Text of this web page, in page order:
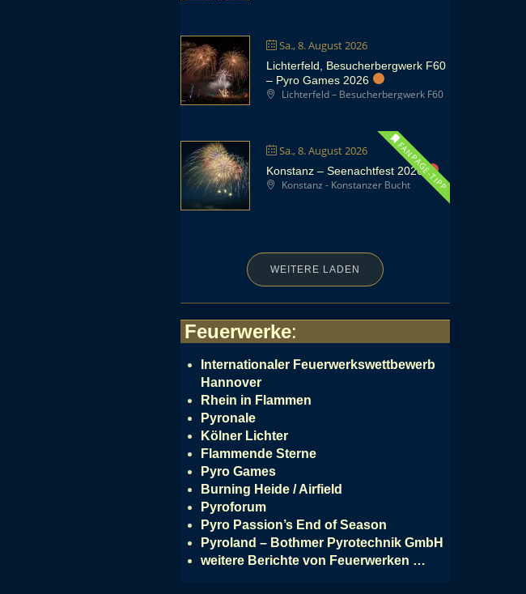
Sa., 8. August 2026
Lichterfeld, Besucherbergwerk F60
– Pyro Games 2026
Lichterfeld – Besucherbergwerk F60
Sa., 8. August 2026 FANPAGE-TIPP
Konstanz – Seenachtfest 2026
Konstanz - Konstanzer Bucht
WEITERE LADEN
Feuerwerke:
Internationaler Feuerwerkswettbewerb
Hannover
Rhein in Flammen
Pyronale
Kölner Lichter
Flammende Sterne
Pyro Games
Burning Heide / Airfield
Pyroforum
Pyro Passion’s End of Season
Pyroland – Bothmer Pyrotechnik GmbH
weitere Berichte von Feuerwerken …